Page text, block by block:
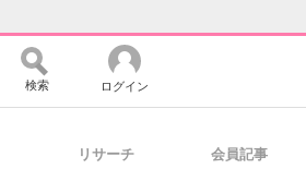
検索 ログイン
リサーチ 会員記事